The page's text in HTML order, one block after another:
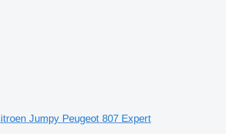
Jumpy Peugeot 807 Expert